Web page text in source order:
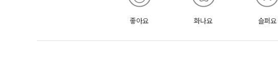
좋아요 화나요 슬퍼요